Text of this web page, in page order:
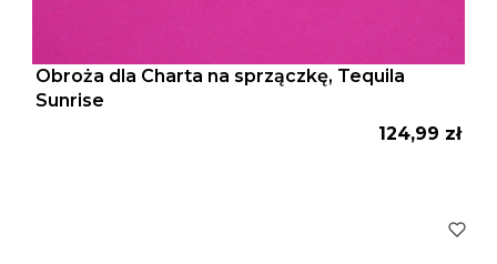
Obroża dla Charta na sprzączkę, Tequila
Sunrise
Cena
124,99 zł